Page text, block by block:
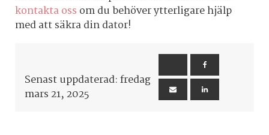
kontakta oss om du behöver ytterligare hjälp
med att säkra din dator!
Senast uppdaterad: fredag
mars 21, 2025